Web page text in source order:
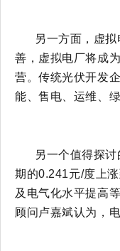
另一方面，虚
善，虚拟电厂将成
营。传统光伏开发
能、售电、运维、
另一个值得探
期的0.241元/度上
及电气化水平提高
顾问卢嘉斌认为，